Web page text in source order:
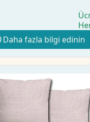
Daha fazla bilgi edinin